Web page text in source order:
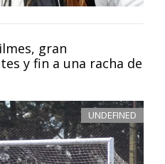
gran
y fin a una racha de
UNDEFINED